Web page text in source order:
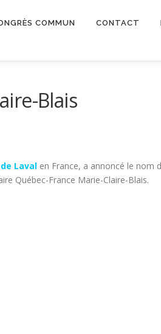
COMMUN CONTACT
Blais
Laval en France, a annoncé le nom
Québec-France Marie-Claire-Blais.